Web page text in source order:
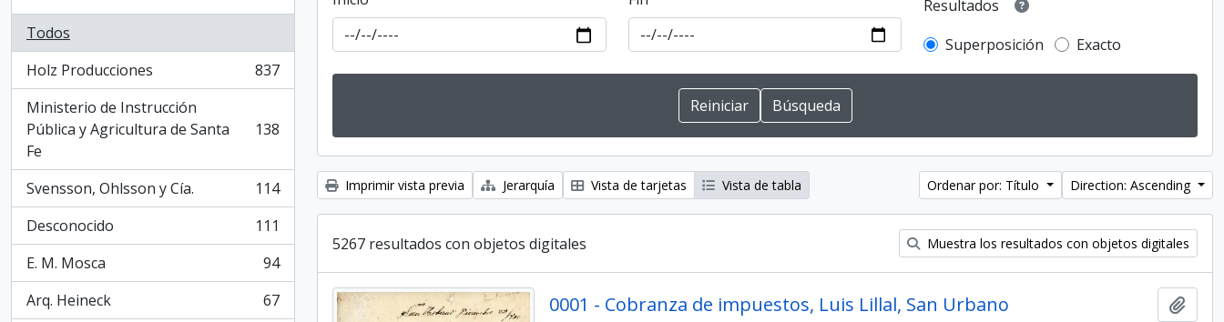
Todos
Holz Producciones
, 837 resultados
837
Ministerio de Instrucción
Pública y Agricultura de Santa
Fe
, 138 resultados 138
Svensson, Ohlsson y Cía.
, 114 resultados
114
Desconocido
, 111 resultados
111
E. M. Mosca
, 94 resultados
94
Arq. Heineck
, 67 resultados
67
Resultados
Superposición
Exacto
Imprimir vista previa Jerarquía Vista de tarjetas Vista de tabla Ordenar por: Título Direction: Ascending
5267 resultados con objetos digitales Muestra los resultados con objetos digitales
0001 - Cobranza de impuestos, Luis Lillal, San Urbano